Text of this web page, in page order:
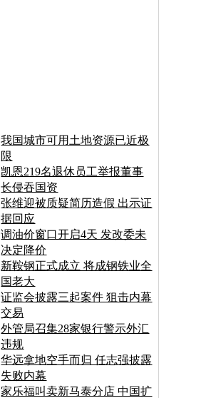
我国城市可用土地资源已近极
限
凯恩219名退休员工举报董事
长侵吞国资
张维迎被质疑简历造假 出示证
据回应
调油价窗口开启4天 发改委未
决定降价
新鞍钢正式成立 将成钢铁业全
国老大
证监会披露三起案件 狙击内幕
交易
外管局召集28家银行警示外汇
违规
华远拿地空手而归 任志强披露
失败内幕
家乐福叫卖新马泰分店 中国扩